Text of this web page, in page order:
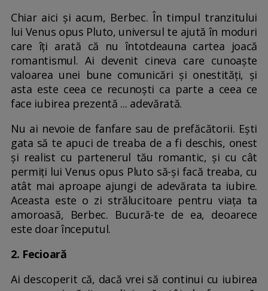
Chiar aici și acum, Berbec. În timpul tranzitului
lui Venus opus Pluto, universul te ajută în moduri
care îți arată că nu întotdeauna cartea joacă
romantismul. Ai devenit cineva care cunoaște
valoarea unei bune comunicări și onestități, și
asta este ceea ce recunoști ca parte a ceea ce
face iubirea prezentă ... adevărată.
Nu ai nevoie de fanfare sau de prefăcătorii. Ești
gata să te apuci de treaba de a fi deschis, onest
și realist cu partenerul tău romantic, și cu cât
permiți lui Venus opus Pluto să-și facă treaba, cu
atât mai aproape ajungi de adevărata ta iubire.
Aceasta este o zi strălucitoare pentru viața ta
amoroasă, Berbec. Bucură-te de ea, deoarece
este doar începutul.
2. Fecioară
Ai descoperit că, dacă vrei să continui cu iubirea